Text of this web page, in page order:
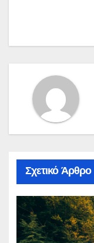
Σχετικό Άρθρο